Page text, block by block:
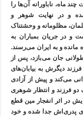
ماه، ناباورانه آن‌ها را
و در نهایت شوهر و
مظلومانه و وحشتناک
در جریان بمباران به
مانده و به ایران می‌رسند.
جان می‌بازد، پس از
دیگرش به بیابان‌های
می‌کند و پیش از آزادی
فرزند و انتظار شوهری
در اثر انفجار مین قطع
پدری‌اش جدا شده و خود